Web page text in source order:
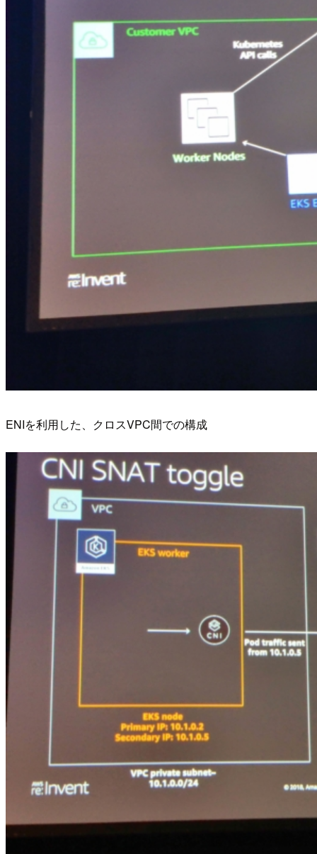
ENIを利用した、クロスVPC間での構成